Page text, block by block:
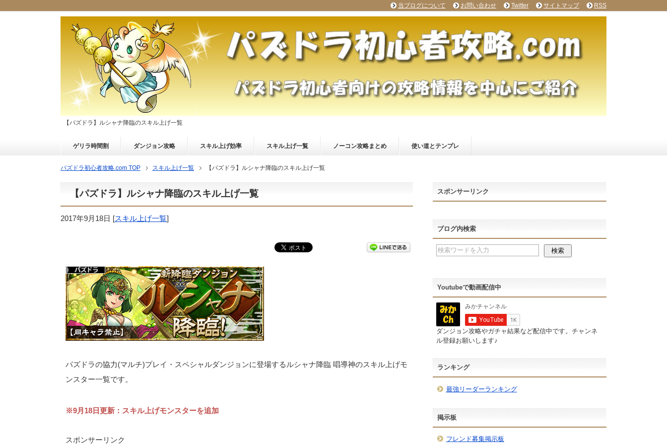
【パズドラ】ルシャナ降臨のスキル上げ一覧
ゲリラ時間割 ダンジョン攻略 スキル上げ効率 スキル上げ一覧 ノーコン攻略まとめ 使い道とテンプレ
パズドラ初心者攻略.com TOP スキル上げ一覧 【パズドラ】ルシャナ降臨のスキル上げ一覧
【パズドラ】ルシャナ降臨のスキル上げ一覧
2017年9月18日 [スキル上げ一覧]
パズドラの協力(マルチ)プレイ・スペシャルダンジョンに登場するルシャナ降臨 唱導神のスキル上げモ
ンスター一覧です。
※9月18日更新：スキル上げモンスターを追加
スポンサーリンク
スポンサーリンク
ブログ内検索
Youtubeで動画配信中
ダンジョン攻略やガチャ結果など配信中です。チャンネ
ル登録お願いします♪
ランキング
最強リーダーランキング
掲示板
フレンド募集掲示板
当ブログについて お問い合わせ Twitter サイトマップ RSS